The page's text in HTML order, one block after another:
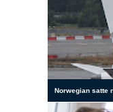
Norwegian satte